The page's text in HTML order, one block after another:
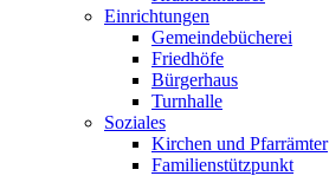
Einrichtungen
Gemeindebücherei
Friedhöfe
Bürgerhaus
Turnhalle
Soziales
Kirchen und Pfarrämter
Familienstützpunkt